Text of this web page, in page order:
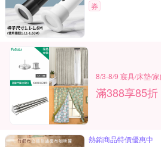
券
8/3-8/9 寢具/床墊/
滿388享85折
熱銷商品特價優惠中